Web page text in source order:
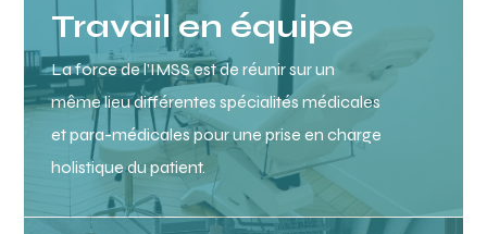
Travail en équipe
La force de l’IMSS est de réunir sur un
même lieu différentes spécialités médicales
et para-médicales pour une prise en charge
holistique du patient.